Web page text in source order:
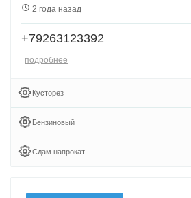
2 года назад
+79263123392
подробнее
Кусторез
Бензиновый
Сдам напрокат